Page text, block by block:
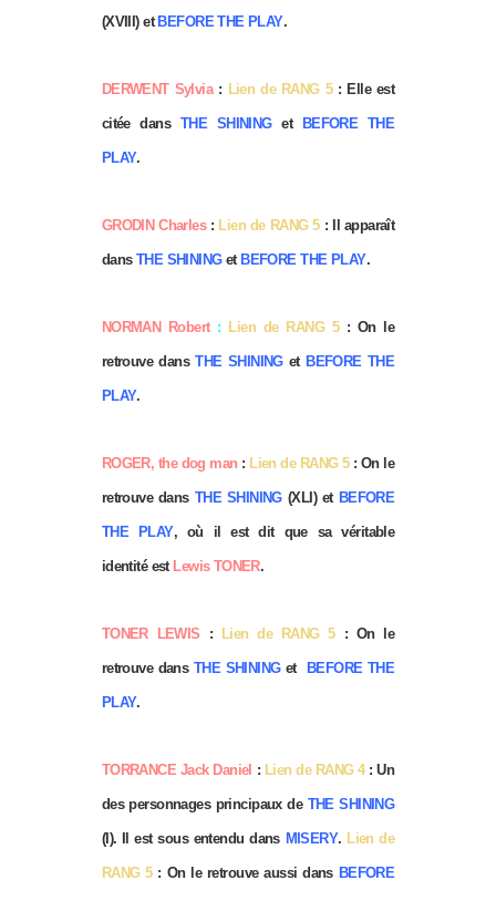
(XVIII) et BEFORE THE PLAY.
DERWENT Sylvia : Lien de RANG 5: Elle est
citée dans THE SHININGet BEFORE THE
PLAY.
GRODIN Charles: Lien de RANG 5: Il apparaît
dans THE SHININGet BEFORE THE PLAY.
NORMAN Robert : Lien de RANG 5: On le
retrouve dansTHE SHININGet BEFORE THE
PLAY.
ROGER, the dog man : Lien de RANG 5: On le
retrouve dansTHE SHINING(XLI) et BEFORE
THE PLAY, où il est dit que sa véritable
identité est Lewis TONER.
TONER LEWIS : Lien de RANG 5: On le
retrouve dans THE SHININGet BEFORE THE
PLAY.
TORRANCE Jack Daniel : Lien de RANG 4: Un
des personnages principaux de THE SHINING
(I). Il est sous entendu dansMISERY. Lien de
RANG 5: On le retrouve aussi dans BEFORE